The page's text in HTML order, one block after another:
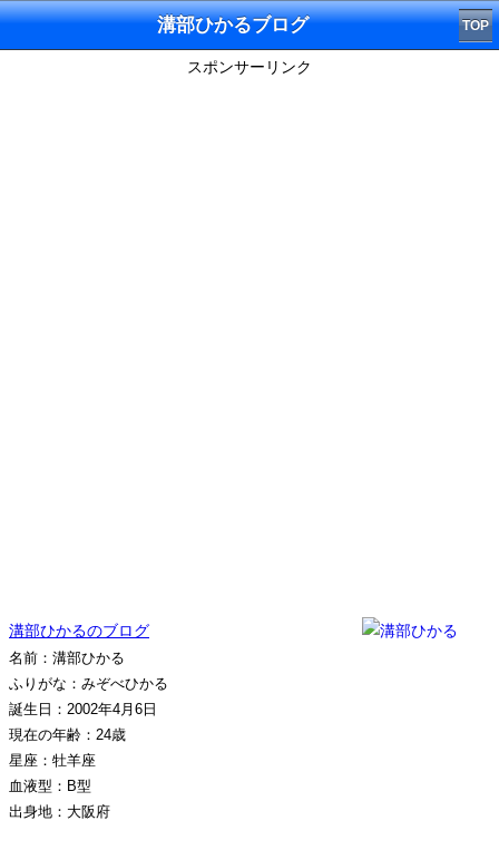
溝部ひかるブログ TOP
スポンサーリンク
溝部ひかるのブログ
名前：溝部ひかる
ふりがな：みぞべひかる
誕生日：2002年4月6日
現在の年齢：24歳
星座：牡羊座
血液型：B型
出身地：大阪府